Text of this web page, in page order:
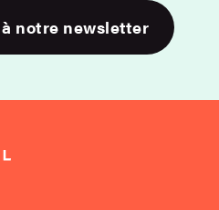
notre newsletter